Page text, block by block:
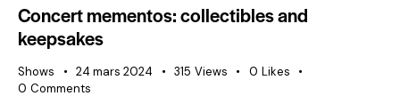
Concert mementos: collectibles and
keepsakes
Shows 24 mars 2024 315 Views 0 Likes
0 Comments